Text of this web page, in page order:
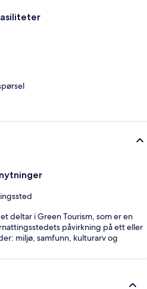
deltar i Green Tourism, som er en
påvirkning på ett eller
miljø, samfunn, kulturarv og